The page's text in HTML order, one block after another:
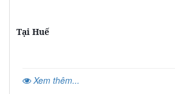
Tại Huế
Xem thêm...